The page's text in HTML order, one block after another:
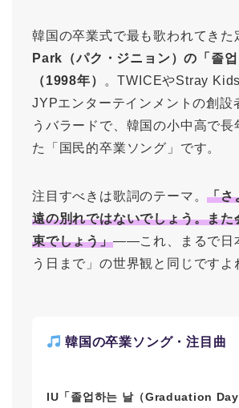
韓国の卒業式で最も歌われてきた
Park（パク・ジニョン）の「졸업
（1998年）
。TWICEやStray
JYPエンターテインメントの創設
うバラードで、韓国の小中高で長
た「国民的卒業ソング」です。
注目すべきは歌詞のテーマ。「さ
遠の別れではないでしょう。また
束でしょう」――これ、まるで日
う日まで」の世界観と同じですよ
韓国の卒業ソング・注目曲
IU「졸업하는 날（Graduation Day